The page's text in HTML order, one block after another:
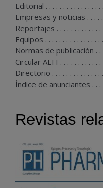
Editorial . . . . . . . . . . . . . . . .
Empresas y noticias . . . . .
Reportajes . . . . . . . . . . . .
Equipos . . . . . . . . . . . . . . . .
Normas de publicación . .
Circular AEFI . . . . . . . . . . .
Directorio . . . . . . . . . . . . . .
Índice de anunciantes . . .
Revistas